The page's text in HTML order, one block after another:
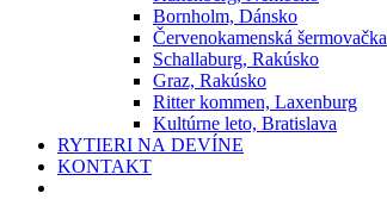
Bornholm, Dánsko
Červenokamenská šermovačka
Schallaburg, Rakúsko
Graz, Rakúsko
Ritter kommen, Laxenburg
Kultúrne leto, Bratislava
RYTIERI NA DEVÍNE
KONTAKT